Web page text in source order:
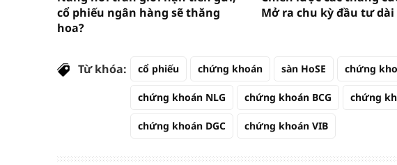
cổ phiếu ngân hàng sẽ thăng
hoa?
Mở ra chu kỳ đầu tư dài
Từ khóa: cổ phiếu chứng khoán sàn HoSE chứng
chứng khoán NLG chứng khoán BCG chứng
chứng khoán DGC chứng khoán VIB